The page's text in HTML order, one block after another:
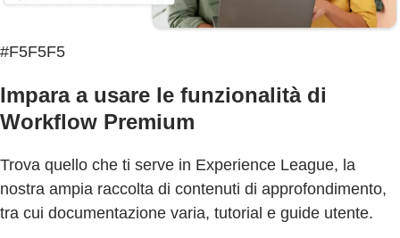
#F5F5F5
Impara a usare le funzionalità di
Workflow Premium
Trova quello che ti serve in Experience League, la
nostra ampia raccolta di contenuti di approfondimento,
tra cui documentazione varia, tutorial e guide utente.